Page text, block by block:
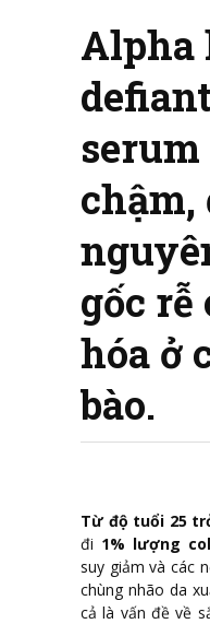
Alpha
chậm,
gốc rễ
hóa ở
bào.
Từ độ tuổi 25
đi 1% lượng
suy giảm và các
chùng nhão da
cả là vấn đề về